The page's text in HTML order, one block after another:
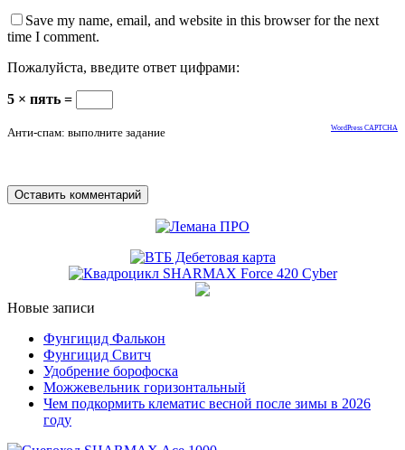
Save my name, email, and website in this browser for the next
time I comment.
Пожалуйста, введите ответ цифрами:
5 × пять =
Анти-спам: выполните задание WordPress CAPTCHA
Новые записи
Фунгицид Фалькон
Фунгицид Свитч
Удобрение борофоска
Можжевельник горизонтальный
Чем подкормить клематис весной после зимы в 2026
году